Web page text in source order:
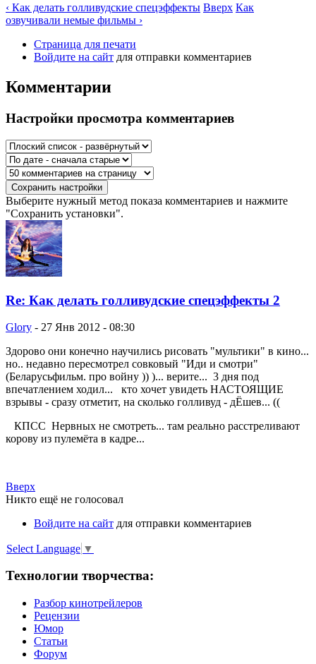
‹ Как делать голливудские спецэффекты Вверх Как
озвучивали немые фильмы ›
Страница для печати
Войдите на сайт для отправки комментариев
Комментарии
Настройки просмотра комментариев
Выберите нужный метод показа комментариев и нажмите
"Сохранить установки".
Re: Как делать голливудские спецэффекты 2
Glory - 27 Янв 2012 - 08:30
Здорово они конечно научились рисовать "мультики" в кино...
но.. недавно пересмотрел совковый "Иди и смотри"
(Беларусьфильм. про войну )) )... верите... 3 дня под
впечатлением ходил... кто хочет увидеть НАСТОЯЩИЕ
взрывы - сразу отметит, на сколько голливуд - дЁшев... ((
КПСС Нервных не смотреть... там реально расстреливают
корову из пулемёта в кадре...
Вверх
Никто ещё не голосовал
Войдите на сайт для отправки комментариев
Select Language ▼
Технологии творчества:
Разбор кинотрейлеров
Рецензии
Юмор
Статьи
Форум